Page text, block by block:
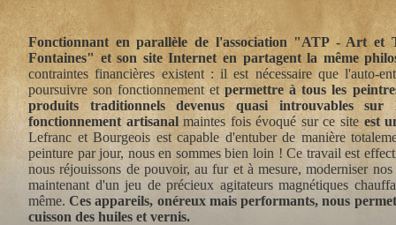
Fonctionnant en parallèle de l'association "ATP - Art et
Fontaines" et son site Internet en partagent la même
contraintes financières existent : il est nécessaire que l'auto-
poursuivre son fonctionnement etpermettre à tous les
produits traditionnels devenus quasi introuvables
fonctionnement artisanalmaintes fois évoqué sur ce site est
Lefranc et Bourgeois est capable d'entuber de manière
peinture par jour, nous en sommes bien loin ! Ce travail est
nous réjouissons de pouvoir, au fur et à mesure, moderniser
maintenant d'un jeu de précieux agitateurs magnétiques
même.Ces appareils, onéreux mais performants, nous
cuisson des huiles et vernis.